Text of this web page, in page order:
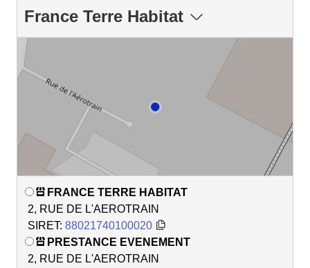
France Terre Habitat
FRANCE TERRE HABITAT
2, RUE DE L'AEROTRAIN
SIRET: 88021740100020
PRESTANCE EVENEMENT
2, RUE DE L'AEROTRAIN